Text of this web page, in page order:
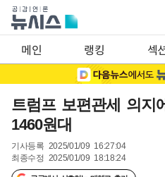
메인 랭킹 섹
트럼프 보편관세 의지
1460원대
기사등록 2025/01/09 16:27:04
최종수정 2025/01/09 18:18:24